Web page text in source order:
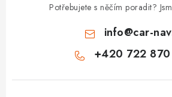
Potřebujete s něčím poradit?
info@car-
+420 722